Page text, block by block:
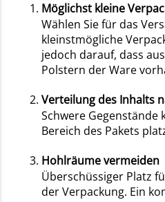
Möglichst kleine
Wählen Sie für das
kleinstmögliche
jedoch darauf, dass
Polstern der Ware
Verteilung des Inhalts
Schwere
Bereich des Pakets
Hohlräumevermeiden
Überschüssiger Platz
der Verpackung. Ein